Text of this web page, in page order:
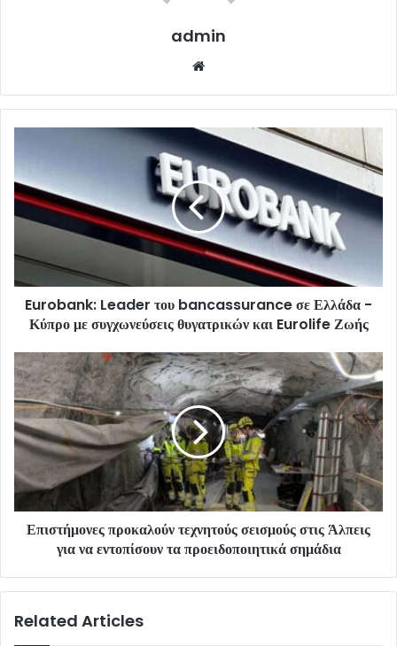
admin
Eurobank: Leader του bancassurance σε Ελλάδα -
Κύπρο με συγχωνεύσεις θυγατρικών και Eurolife Ζωής
Επιστήμονες προκαλούν τεχνητούς σεισμούς στις Άλπεις
για να εντοπίσουν τα προειδοποιητικά σημάδια
Related Articles